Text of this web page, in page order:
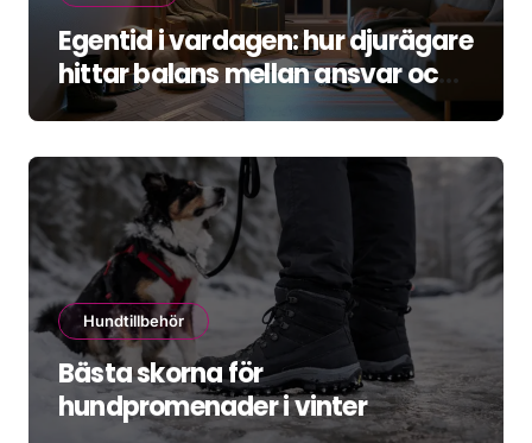
Egentid i vardagen: hur djurägare
hittar balans mellan ansvar och
återhämtning
Hundtillbehör
Bästa skorna för
hundpromenader i vinter